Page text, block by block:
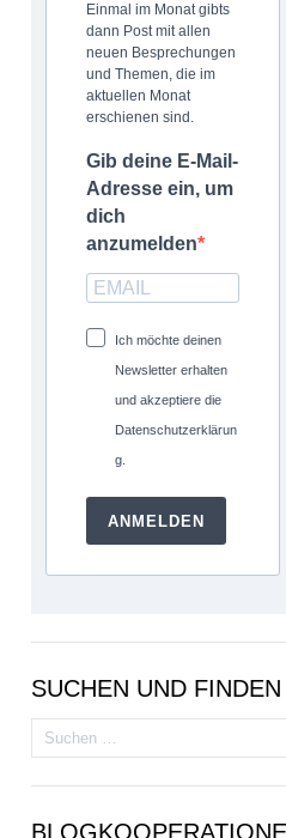
Einmal im Monat gibts
dann Post mit allen
neuen Besprechungen
und Themen, die im
aktuellen Monat
erschienen sind.
Gib deine E-Mail-
Adresse ein, um
dich
anzumelden
Ich möchte deinen
Newsletter erhalten
und akzeptiere die
Datenschutzerklärun
g.
ANMELDEN
SUCHEN UND FINDEN
Suchen
nach:
BLOGKOOPERATIONE